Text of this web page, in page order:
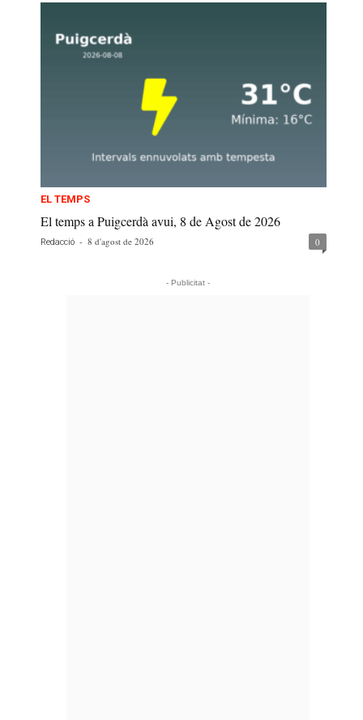
EL TEMPS
El temps a Puigcerdà avui, 8 de Agost de 2026
Redacció - 8 d'agost de 2026 0
- Publicitat -